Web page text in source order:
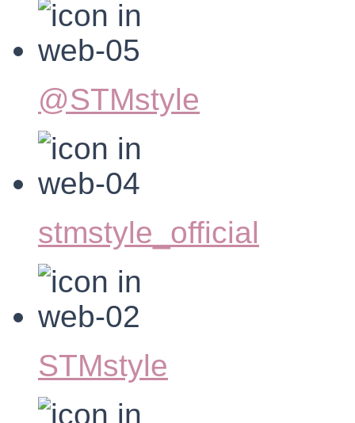
@STMstyle
stmstyle_official
STMstyle